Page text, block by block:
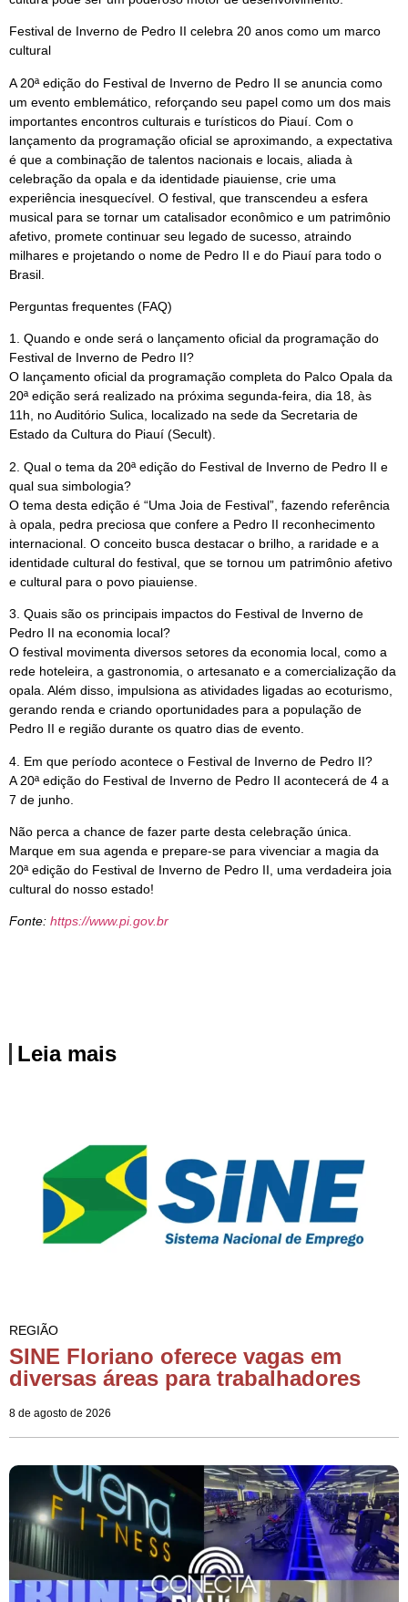
Festival de Inverno de Pedro II celebra 20 anos como um marco
cultural
A 20ª edição do Festival de Inverno de Pedro II se anuncia como
um evento emblemático, reforçando seu papel como um dos mais
importantes encontros culturais e turísticos do Piauí. Com o
lançamento da programação oficial se aproximando, a expectativa
é que a combinação de talentos nacionais e locais, aliada à
celebração da opala e da identidade piauiense, crie uma
experiência inesquecível. O festival, que transcendeu a esfera
musical para se tornar um catalisador econômico e um patrimônio
afetivo, promete continuar seu legado de sucesso, atraindo
milhares e projetando o nome de Pedro II e do Piauí para todo o
Brasil.
Perguntas frequentes (FAQ)
1. Quando e onde será o lançamento oficial da programação do
Festival de Inverno de Pedro II?
O lançamento oficial da programação completa do Palco Opala da
20ª edição será realizado na próxima segunda-feira, dia 18, às
11h, no Auditório Sulica, localizado na sede da Secretaria de
Estado da Cultura do Piauí (Secult).
2. Qual o tema da 20ª edição do Festival de Inverno de Pedro II e
qual sua simbologia?
O tema desta edição é “Uma Joia de Festival”, fazendo referência
à opala, pedra preciosa que confere a Pedro II reconhecimento
internacional. O conceito busca destacar o brilho, a raridade e a
identidade cultural do festival, que se tornou um patrimônio afetivo
e cultural para o povo piauiense.
3. Quais são os principais impactos do Festival de Inverno de
Pedro II na economia local?
O festival movimenta diversos setores da economia local, como a
rede hoteleira, a gastronomia, o artesanato e a comercialização da
opala. Além disso, impulsiona as atividades ligadas ao ecoturismo,
gerando renda e criando oportunidades para a população de
Pedro II e região durante os quatro dias de evento.
4. Em que período acontece o Festival de Inverno de Pedro II?
A 20ª edição do Festival de Inverno de Pedro II acontecerá de 4 a
7 de junho.
Não perca a chance de fazer parte desta celebração única.
Marque em sua agenda e prepare-se para vivenciar a magia da
20ª edição do Festival de Inverno de Pedro II, uma verdadeira joia
cultural do nosso estado!
Fonte: https://www.pi.gov.br
Leia mais
REGIÃO
SINE Floriano oferece vagas em
diversas áreas para trabalhadores
8 de agosto de 2026